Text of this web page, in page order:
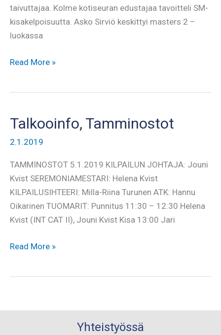
taivuttajaa. Kolme kotiseuran edustajaa tavoitteli SM-
kisakelpoisuutta. Asko Sirviö keskittyi masters 2 –
luokassa
Jari
Read More »
Talkooinfo, Tamminostot
2.1.2019
TAMMINOSTOT 5.1.2019 KILPAILUN JOHTAJA: Jouni
Kvist SEREMONIAMESTARI: Helena Kvist
KILPAILUSIHTEERI: Milla-Riina Turunen ATK: Hannu
Oikarinen TUOMARIT: Punnitus 11:30 – 12:30 Helena
Kvist (INT CAT II), Jouni Kvist Kisa 13:00 Jari
Talkooinfo,
Read More »
Yhteistyössä